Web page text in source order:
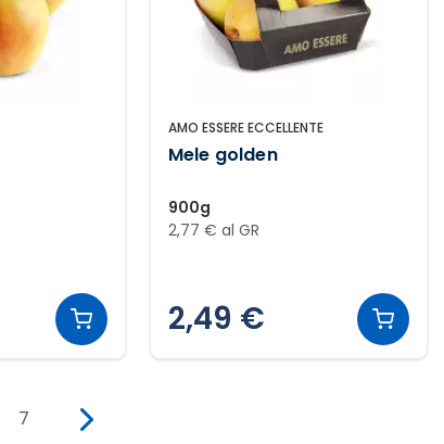
AMO ESSERE ECCELLENTE
Mele golden
900g
2,77 € al GR
2,49 €
7